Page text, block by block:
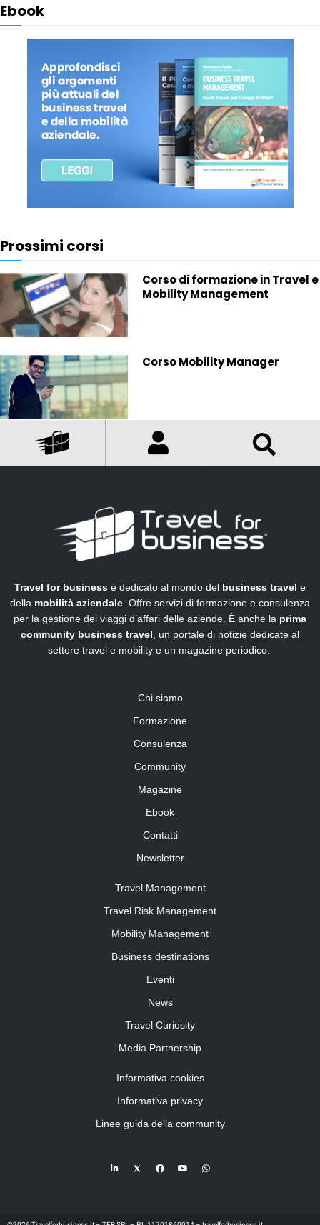
Ebook
Prossimi corsi
Corso di formazione in Travel e
Mobility Management
Corso Mobility Manager
Travel for business è dedicato al mondo del business travel e
della mobilità aziendale. Offre servizi di formazione e consulenza
per la gestione dei viaggi d’affari delle aziende. È anche la prima
community business travel, un portale di notizie dedicate al
settore travel e mobility e un magazine periodico.
Chi siamo
Formazione
Consulenza
Community
Magazine
Ebook
Contatti
Newsletter
Travel Management
Travel Risk Management
Mobility Management
Business destinations
Eventi
News
Travel Curiosity
Media Partnership
Informativa cookies
Informativa privacy
Linee guida della community